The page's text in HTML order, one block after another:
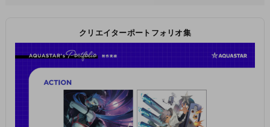
クリエイターポートフォリオ集